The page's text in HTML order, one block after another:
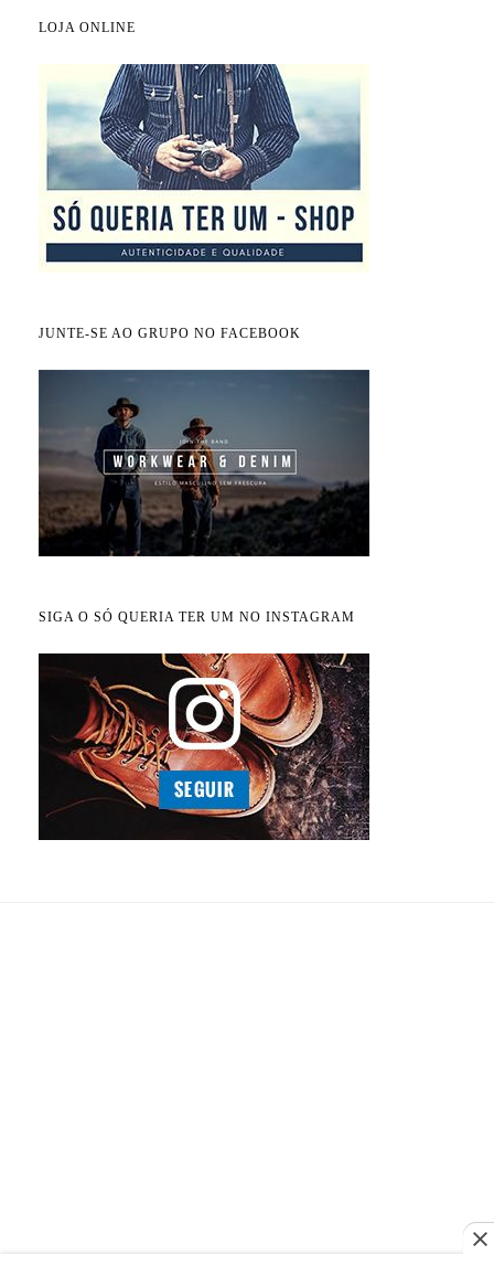
LOJA ONLINE
JUNTE-SE AO GRUPO NO FACEBOOK
SIGA O SÓ QUERIA TER UM NO INSTAGRAM